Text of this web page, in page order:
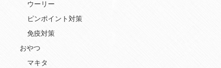
ウーリー
ピンポイント対策
免疫対策
おやつ
マキタ